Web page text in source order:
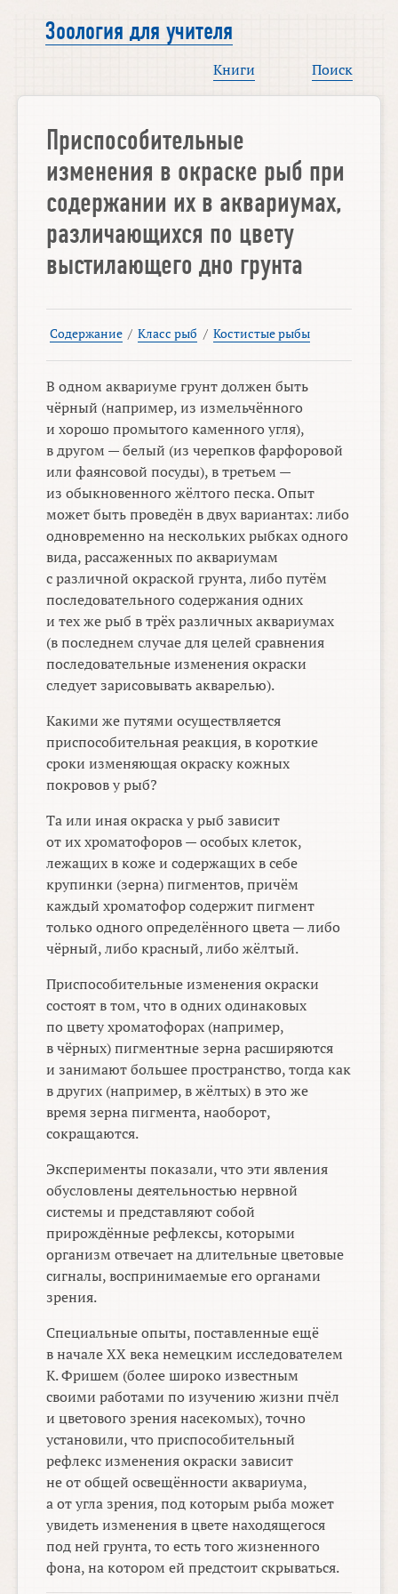
Зоология для учителя
Книги Поиск
Приспособительные
изменения в окраске рыб при
содержании их в аквариумах,
различающихся по цвету
выстилающего дно грунта
Содержание / Класс рыб / Костистые рыбы
В одном аквариуме грунт должен быть
чёрный (например, из измельчённого
и хорошо промытого каменного угля),
в другом — белый (из черепков фарфоровой
или фаянсовой посуды), в третьем —
из обыкновенного жёлтого песка. Опыт
может быть проведён в двух вариантах: либо
одновременно на нескольких рыбках одного
вида, рассаженных по аквариумам
с различной окраской грунта, либо путём
последовательного содержания одних
и тех же рыб в трёх различных аквариумах
(в последнем случае для целей сравнения
последовательные изменения окраски
следует зарисовывать акварелью).
Какими же путями осуществляется
приспособительная реакция, в короткие
сроки изменяющая окраску кожных
покровов у рыб?
Та или иная окраска у рыб зависит
от их хроматофоров — особых клеток,
лежащих в коже и содержащих в себе
крупинки (зерна) пигментов, причём
каждый хроматофор содержит пигмент
только одного определённого цвета — либо
чёрный, либо красный, либо жёлтый.
Приспособительные изменения окраски
состоят в том, что в одних одинаковых
по цвету хроматофорах (например,
в чёрных) пигментные зерна расширяются
и занимают большее пространство, тогда как
в других (например, в жёлтых) в это же
время зерна пигмента, наоборот,
сокращаются.
Эксперименты показали, что эти явления
обусловлены деятельностью нервной
системы и представляют собой
прирождённые рефлексы, которыми
организм отвечает на длительные цветовые
сигналы, воспринимаемые его органами
зрения.
Специальные опыты, поставленные ещё
в начале XX века немецким исследователем
К. Фришем (более широко известным
своими работами по изучению жизни пчёл
и цветового зрения насекомых), точно
установили, что приспособительный
рефлекс изменения окраски зависит
не от общей освещённости аквариума,
а от угла зрения, под которым рыба может
увидеть изменения в цвете находящегося
под ней грунта, то есть того жизненного
фона, на котором ей предстоит скрываться.